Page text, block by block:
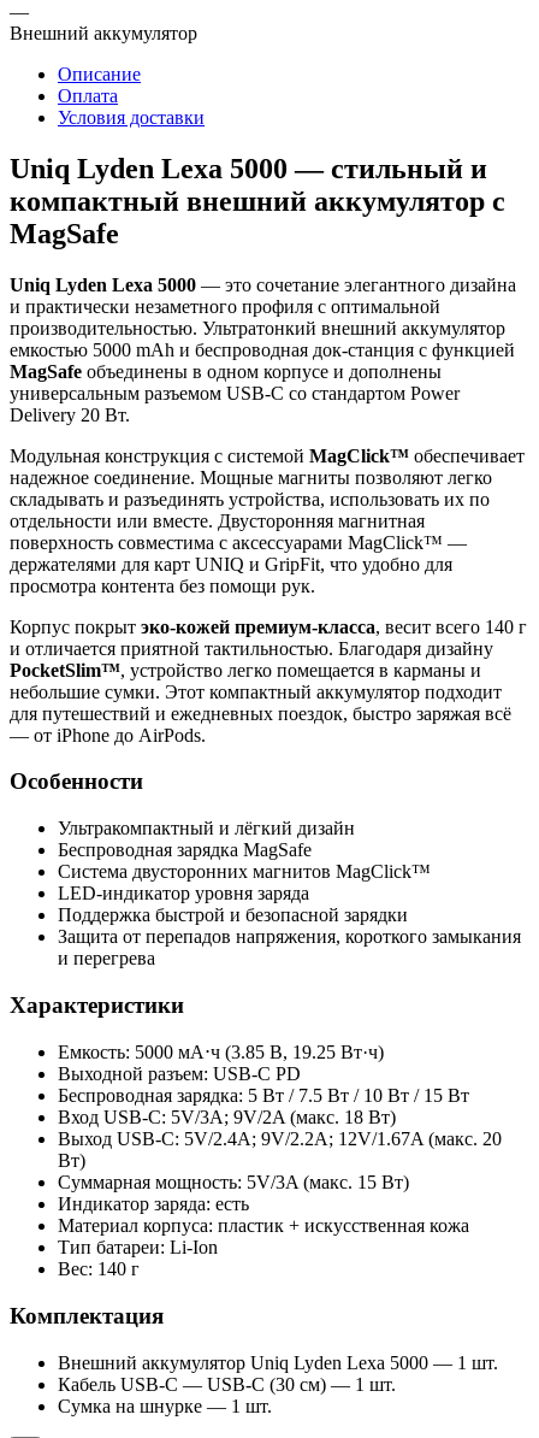
—
Внешний аккумулятор
Описание
Оплата
Условия доставки
Uniq Lyden Lexa 5000 — стильный и
компактный внешний аккумулятор с
MagSafe
Uniq Lyden Lexa 5000 — это сочетание элегантного дизайна
и практически незаметного профиля с оптимальной
производительностью. Ультратонкий внешний аккумулятор
емкостью 5000 mAh и беспроводная док-станция с функцией
MagSafe объединены в одном корпусе и дополнены
универсальным разъемом USB-C со стандартом Power
Delivery 20 Вт.
Модульная конструкция с системой MagClick™ обеспечивает
надежное соединение. Мощные магниты позволяют легко
складывать и разъединять устройства, использовать их по
отдельности или вместе. Двусторонняя магнитная
поверхность совместима с аксессуарами MagClick™ —
держателями для карт UNIQ и GripFit, что удобно для
просмотра контента без помощи рук.
Корпус покрыт эко-кожей премиум-класса, весит всего 140 г
и отличается приятной тактильностью. Благодаря дизайну
PocketSlim™, устройство легко помещается в карманы и
небольшие сумки. Этот компактный аккумулятор подходит
для путешествий и ежедневных поездок, быстро заряжая всё
— от iPhone до AirPods.
Особенности
Ультракомпактный и лёгкий дизайн
Беспроводная зарядка MagSafe
Система двусторонних магнитов MagClick™
LED-индикатор уровня заряда
Поддержка быстрой и безопасной зарядки
Защита от перепадов напряжения, короткого замыкания
и перегрева
Характеристики
Емкость: 5000 мА⋅ч (3.85 В, 19.25 Вт·ч)
Выходной разъем: USB-C PD
Беспроводная зарядка: 5 Вт / 7.5 Вт / 10 Вт / 15 Вт
Вход USB-C: 5V/3A; 9V/2A (макс. 18 Вт)
Выход USB-C: 5V/2.4A; 9V/2.2A; 12V/1.67A (макс. 20
Вт)
Суммарная мощность: 5V/3A (макс. 15 Вт)
Индикатор заряда: есть
Материал корпуса: пластик + искусственная кожа
Тип батареи: Li-Ion
Вес: 140 г
Комплектация
Внешний аккумулятор Uniq Lyden Lexa 5000 — 1 шт.
Кабель USB-C — USB-C (30 см) — 1 шт.
Сумка на шнурке — 1 шт.